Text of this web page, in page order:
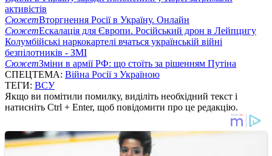
активістів
СюжетВторгнення Росії в Україну. Онлайн
СюжетЕскалація для Європи. Російський дрон в Лейпцигу
Колумбійські наркокартелі вчаться українській війні
безпілотників - ЗМІ
СюжетЗміни в армії РФ: що стоїть за рішенням Путіна
СПЕЦТЕМА: Війна Росії з Україною
ТЕГИ: ВСУ
Якщо ви помітили помилку, виділіть необхідний текст і
натисніть Ctrl + Enter, щоб повідомити про це редакцію.